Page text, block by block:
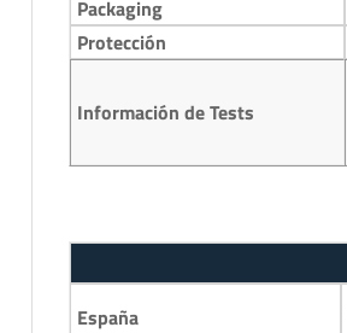
Packaging
Protección
Información de Tests
España